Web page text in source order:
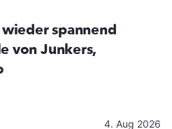
spannend
von Junkers,
4. Aug 2026